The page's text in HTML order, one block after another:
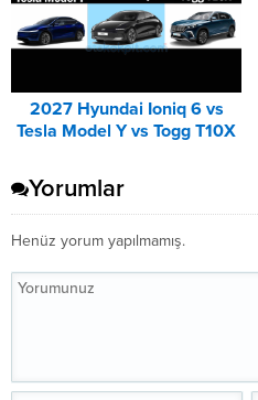
2027 Hyundai Ioniq 6 vs
Tesla Model Y vs Togg T10X
Yorumlar
Henüz yorum yapılmamış.